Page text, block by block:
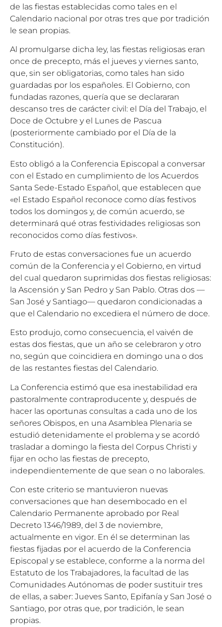
de las fiestas establecidas como tales en el
Calendario nacional por otras tres que por tradición
le sean propias.
Al promulgarse dicha ley, las fiestas religiosas eran
once de precepto, más el jueves y viernes santo,
que, sin ser obligatorias, como tales han sido
guardadas por los españoles. El Gobierno, con
fundadas razones, quería que se declararan
descanso tres de carácter civil: el Día del Trabajo, el
Doce de Octubre y el Lunes de Pascua
(posteriormente cambiado por el Día de la
Constitución).
Esto obligó a la Conferencia Episcopal a conversar
con el Estado en cumplimiento de los Acuerdos
Santa Sede-Estado Español, que establecen que
«el Estado Español reconoce como días festivos
todos los domingos y, de común acuerdo, se
determinará qué otras festividades religiosas son
reconocidos como días festivos».
Fruto de estas conversaciones fue un acuerdo
común de la Conferencia y el Gobierno, en virtud
del cual quedaron suprimidas dos fiestas religiosas:
la Ascensión y San Pedro y San Pablo. Otras dos —
San José y Santiago— quedaron condicionadas a
que el Calendario no excediera el número de doce.
Esto produjo, como consecuencia, el vaivén de
estas dos fiestas, que un año se celebraron y otro
no, según que coincidiera en domingo una o dos
de las restantes fiestas del Calendario.
La Conferencia estimó que esa inestabilidad era
pastoralmente contraproducente y, después de
hacer las oportunas consultas a cada uno de los
señores Obispos, en una Asamblea Plenaria se
estudió detenidamente el problema y se acordó
trasladar a domingo la fiesta del Corpus Christi y
fijar en ocho las fiestas de precepto,
independientemente de que sean o no laborales.
Con este criterio se mantuvieron nuevas
conversaciones que han desembocado en el
Calendario Permanente aprobado por Real
Decreto 1346/1989, del 3 de noviembre,
actualmente en vigor. En él se determinan las
fiestas fijadas por el acuerdo de la Conferencia
Episcopal y se establece, conforme a la norma del
Estatuto de los Trabajadores, la facultad de las
Comunidades Autónomas de poder sustituir tres
de ellas, a saber: Jueves Santo, Epifanía y San José o
Santiago, por otras que, por tradición, le sean
propias.